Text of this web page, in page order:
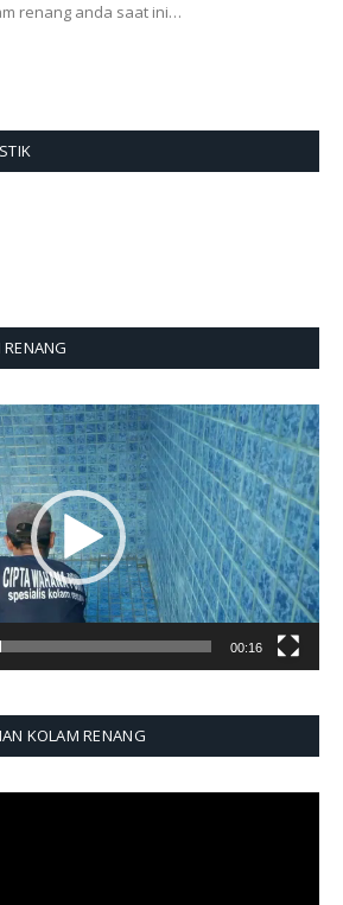
renang anda saat ini…
00:16
KOLAM RENANG